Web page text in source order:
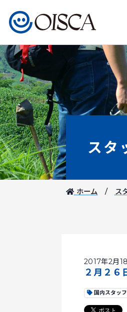
スタ
ホーム ス
2017年2月
２月２６
国内スタッフ